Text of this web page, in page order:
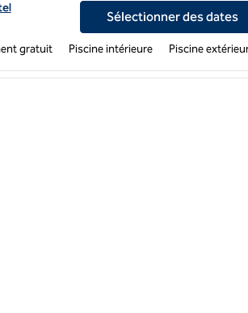
Sélectionner des dates
gratuit Piscine intérieure Piscine